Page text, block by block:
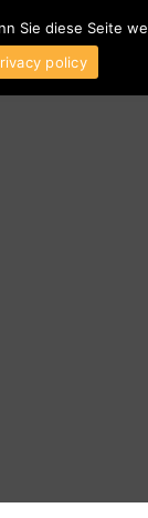
Impressum
Sie diese Seite
policy